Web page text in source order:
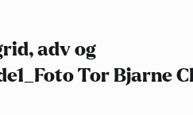
adv og
Tor Bjarne